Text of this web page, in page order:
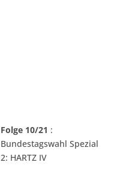
Folge 10/21 :
Bundestagswahl Spezial
2: HARTZ IV